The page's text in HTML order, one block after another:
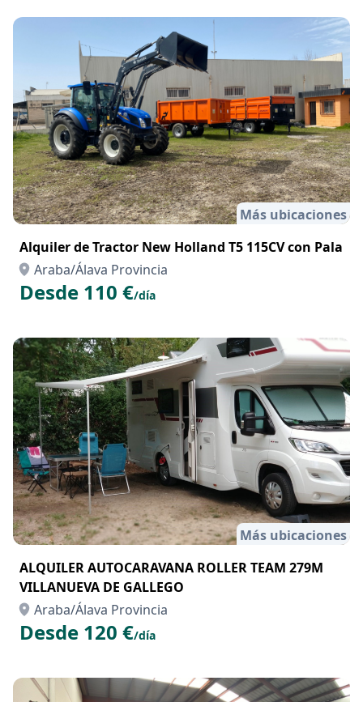
Más ubicaciones
Alquiler de Tractor New Holland T5 115CV con Pala
Araba/Álava Provincia
Desde 110 €/día
Más ubicaciones
ALQUILER AUTOCARAVANA ROLLER TEAM 279M
VILLANUEVA DE GALLEGO
Araba/Álava Provincia
Desde 120 €/día